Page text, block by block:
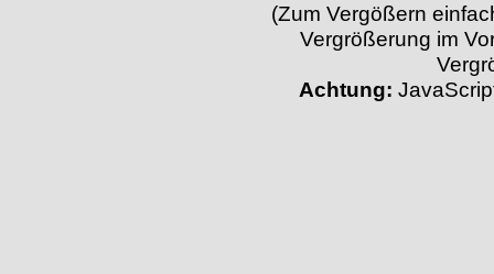
(Zum Vergößern
Vergrößerung im
Achtung: